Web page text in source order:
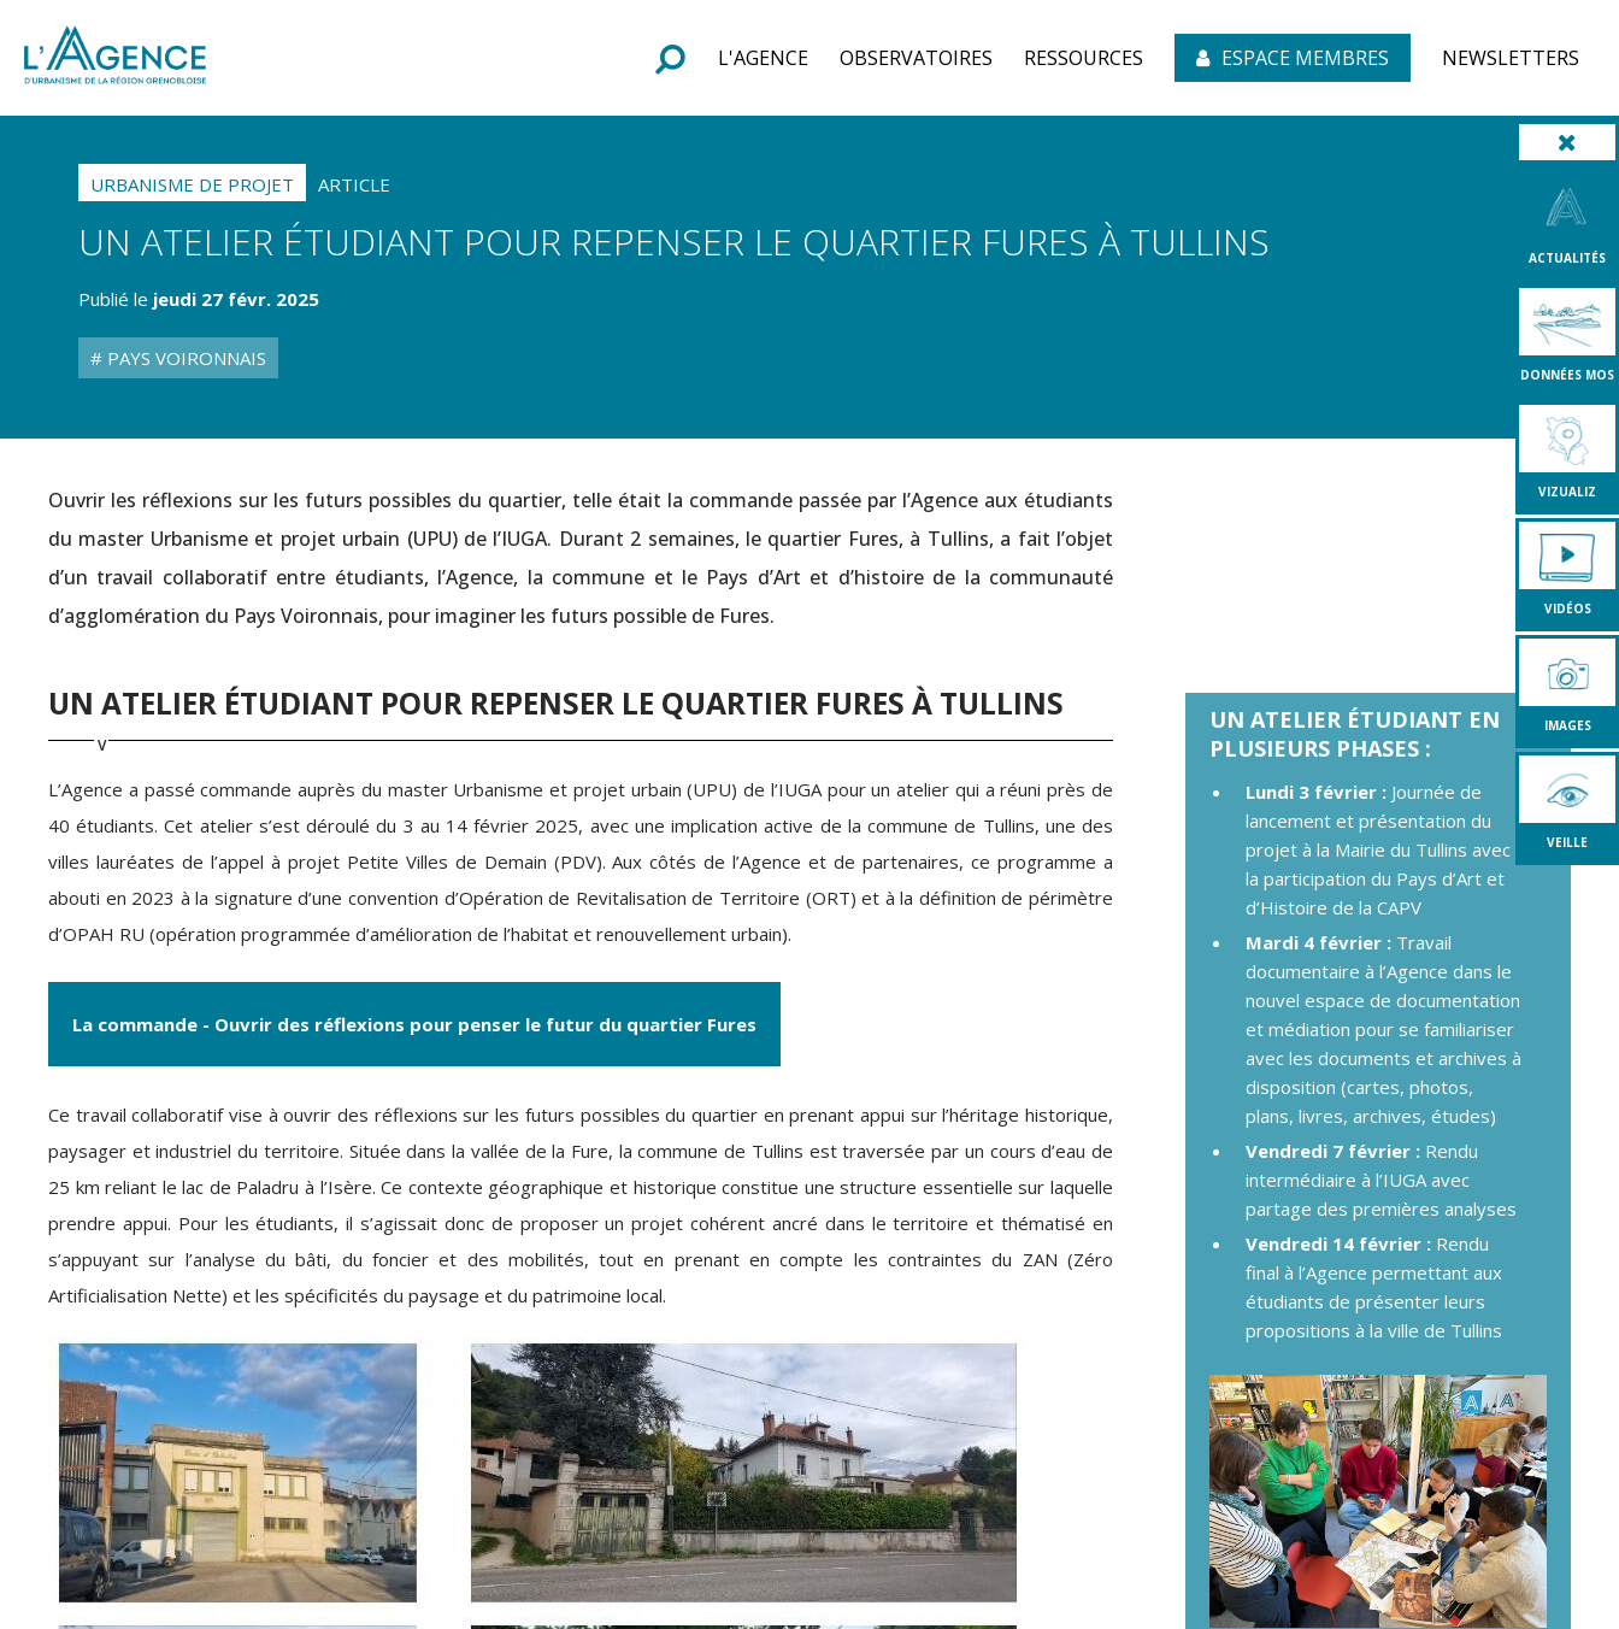
F
o
r
m
u
l
a
i
r
e
d
e
r
e
c
h
e
r
c
h
e L'AGENCE OBSERVATOIRES RESSOURCES ESPACE MEMBRES NEWSLETTERS
URBANISME DE PROJET ARTICLE
UN ATELIER ÉTUDIANT POUR REPENSER LE QUARTIER FURES À TULLINS
Publié le jeudi 27 févr. 2025
PAYS VOIRONNAIS
ACTUALITÉS
DONNÉES MOS
VIZUALIZ
VIDÉOS
IMAGES
VEILLE
Ouvrir les réflexions sur les futurs possibles du quartier, telle était la commande passée par l’Agence aux étudiants
du master Urbanisme et projet urbain (UPU) de l’IUGA. Durant 2 semaines, le quartier Fures, à Tullins, a fait l’objet
d’un travail collaboratif entre étudiants, l’Agence, la commune et le Pays d’Art et d’histoire de la communauté
d’agglomération du Pays Voironnais, pour imaginer les futurs possible de Fures.
UN ATELIER ÉTUDIANT POUR REPENSER LE QUARTIER FURES À TULLINS
L’Agence a passé commande auprès du master Urbanisme et projet urbain (UPU) de l’IUGA pour un atelier qui a réuni près de
40 étudiants. Cet atelier s’est déroulé du 3 au 14 février 2025, avec une implication active de la commune de Tullins, une des
villes lauréates de l’appel à projet Petite Villes de Demain (PDV). Aux côtés de l’Agence et de partenaires, ce programme a
abouti en 2023 à la signature d’une convention d’Opération de Revitalisation de Territoire (ORT) et à la définition de périmètre
d’OPAH RU (opération programmée d’amélioration de l’habitat et renouvellement urbain).
La commande - Ouvrir des réflexions pour penser le futur du quartier Fures
Ce travail collaboratif vise à ouvrir des réflexions sur les futurs possibles du quartier en prenant appui sur l’héritage historique,
paysager et industriel du territoire. Située dans la vallée de la Fure, la commune de Tullins est traversée par un cours d’eau de
25 km reliant le lac de Paladru à l’Isère. Ce contexte géographique et historique constitue une structure essentielle sur laquelle
prendre appui. Pour les étudiants, il s’agissait donc de proposer un projet cohérent ancré dans le territoire et thématisé en
s’appuyant sur l’analyse du bâti, du foncier et des mobilités, tout en prenant en compte les contraintes du ZAN (Zéro
Artificialisation Nette) et les spécificités du paysage et du patrimoine local.
UN ATELIER ÉTUDIANT EN
PLUSIEURS PHASES :
Lundi 3 février : Journée de
lancement et présentation du
projet à la Mairie du Tullins avec
la participation du Pays d’Art et
d’Histoire de la CAPV
Mardi 4 février : Travail
documentaire à l’Agence dans le
nouvel espace de documentation
et médiation pour se familiariser
avec les documents et archives à
disposition (cartes, photos,
plans, livres, archives, études)
Vendredi 7 février : Rendu
intermédiaire à l’IUGA avec
partage des premières analyses
Vendredi 14 février : Rendu
final à l’Agence permettant aux
étudiants de présenter leurs
propositions à la ville de Tullins